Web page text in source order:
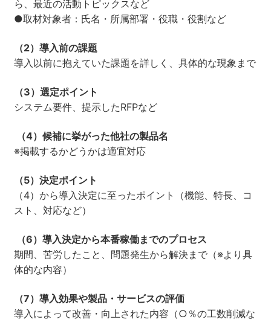
ら、最近の活動トピックスなど
●取材対象者：氏名・所属部署・役職・役割など
（2）導入前の課題
導入以前に抱えていた課題を詳しく、具体的な現象まで
（3）選定ポイント
システム要件、提示したRFPなど
（4）候補に挙がった他社の製品名
※掲載するかどうかは適宜対応
（5）決定ポイント
（4）から導入決定に至ったポイント（機能、特長、コ
スト、対応など）
（6）導入決定から本番稼働までのプロセス
期間、苦労したこと、問題発生から解決まで（※より具
体的な内容）
（7）導入効果や製品・サービスの評価
導入によって改善・向上された内容（○％の工数削減な